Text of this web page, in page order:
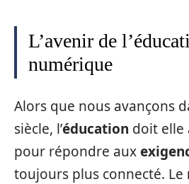
L’avenir de
numérique
Alors que nous avançons
siècle, l’éducation doit elle
pour répondre aux
toujours plus connecté. Le